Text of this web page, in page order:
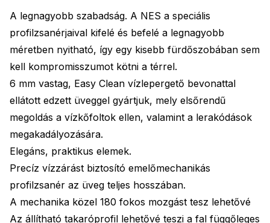
A legnagyobb szabadság. A NES a speciális
profilzsanérjaival kifelé és befelé a legnagyobb
méretben nyitható, így egy kisebb fürdőszobában sem
kell kompromisszumot kötni a térrel.
6 mm vastag, Easy Clean vízlepergető bevonattal
ellátott edzett üveggel gyártjuk, mely elsőrendű
megoldás a vízkőfoltok ellen, valamint a lerakódások
megakadályozására.
Elegáns, praktikus elemek.
Precíz vízzárást biztosító emelőmechanikás
profilzsanér az üveg teljes hosszában.
A mechanika közel 180 fokos mozgást tesz lehetővé
Az állítható takaróprofil lehetővé teszi a fal függőleges